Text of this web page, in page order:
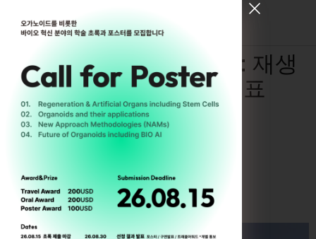
[ Register for ODC26 ]
오가노이드 임상 적용 : 재생
의학의 중요한 이정표
ByHyemin Kim